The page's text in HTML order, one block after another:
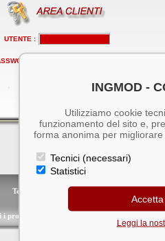
UTENTE :
:
Tel. 06 79320402 • Fax. 06 79320402 • P.
La vendita è riservata ai
prodotti da Noi distribuiti recepiscono la
INGMOD -
Utilizziamo cookie
funzionamento del sito e,
forma anonima per
Tecnici (necessari)
Statistici
Leggi la